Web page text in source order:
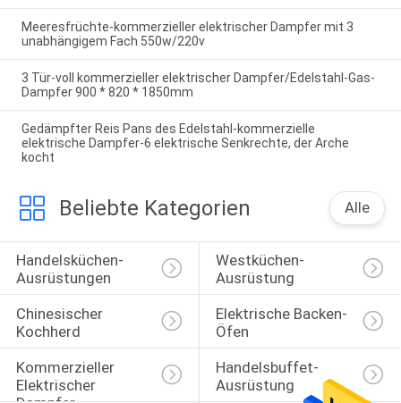
Meeresfrüchte-kommerzieller elektrischer Dampfer mit 3
unabhängigem Fach 550w/220v
3 Tür-voll kommerzieller elektrischer Dampfer/Edelstahl-Gas-
Dampfer 900 * 820 * 1850mm
Gedämpfter Reis Pans des Edelstahl-kommerzielle
elektrische Dampfer-6 elektrische Senkrechte, der Arche
kocht
Beliebte Kategorien Alle
Handelsküchen-
Ausrüstungen
Westküchen-
Ausrüstung
Chinesischer
Kochherd
Elektrische Backen-
Öfen
Kommerzieller
Elektrischer
Handelsbuffet-
Ausrüstung